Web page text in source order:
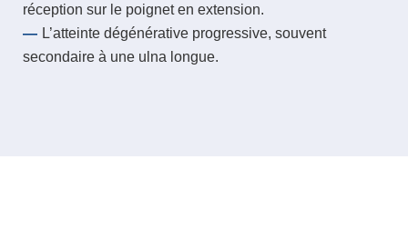
réception sur le poignet en extension.
L’atteinte dégénérative progressive, souvent
secondaire à une ulna longue.